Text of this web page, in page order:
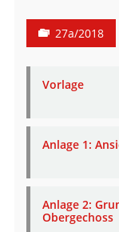
27a/2018
Vorlage
Anlage 1:
Anlage 2:
Obergechoss